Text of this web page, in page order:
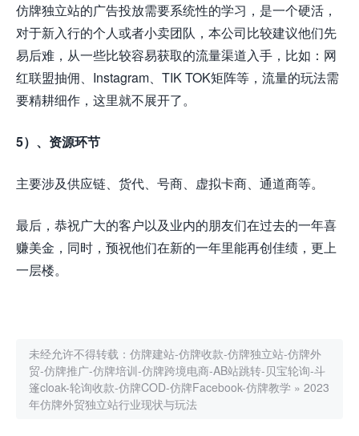
仿牌独立站的广告投放需要系统性的学习，是一个硬活，
对于新入行的个人或者小卖团队，本公司比较建议他们先
易后难，从一些比较容易获取的流量渠道入手，比如：网
红联盟抽佣、Instagram、TIK TOK矩阵等，流量的玩法需
要精耕细作，这里就不展开了。
5）、资源环节
主要涉及供应链、货代、号商、虚拟卡商、通道商等。
最后，恭祝广大的客户以及业内的朋友们在过去的一年喜
赚美金，同时，预祝他们在新的一年里能再创佳绩，更上
一层楼。
未经允许不得转载： 仿牌建站-仿牌收款-仿牌独立站-仿牌外
贸-仿牌推广-仿牌培训-仿牌跨境电商-AB站跳转-贝宝轮询-斗
篷cloak-轮询收款-仿牌COD-仿牌Facebook-仿牌教学 » 2023
年仿牌外贸独立站行业现状与玩法